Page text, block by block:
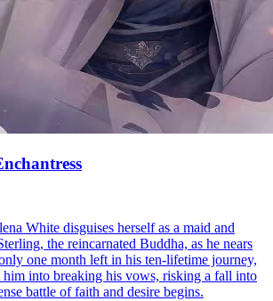
White disguises herself as a maid and
the reincarnated Buddha, as he nears
one month left in his ten-lifetime journey,
him into breaking his vows, risking a fall into
battle of faith and desire begins.